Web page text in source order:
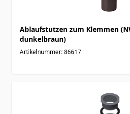
Ablaufstutzen zum Klemmen
dunkelbraun)
Artikelnummer: 86617